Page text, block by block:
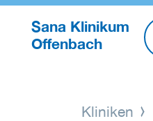
Sana Klinikum
Offenbach
Kliniken